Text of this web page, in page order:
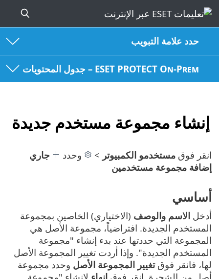
حدد علامة التبويب
ESET PROTECT On-Prem – جدول المحتويات
إنشاء مجموعة مستخدم جديدة
انقر فوق مستخدمو الكمبيوتر > وحدد
جاري
إضافة مجموعة مستخدمين
أساسي
أدخل الاسم والوصف (الاختياري) الخاصين بمجموعة
المستخدم الجديدة. افتراضياً، مجموعة الأصل هي
المجموعة التي حددتها عند بدء إنشاء "مجموعة
المستخدم الجديدة". وإذا أردت تغيير المجموعة الأصل
لها، فانقر فوقتغيير المجموعة الأصل وحدد مجموعة